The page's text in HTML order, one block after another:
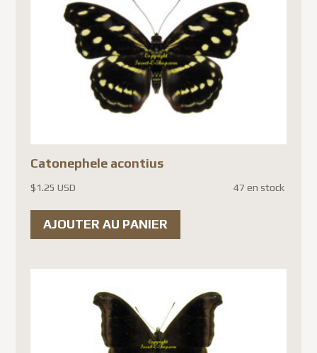
Catonephele acontius
$1.25 USD 47 en stock
AJOUTER AU PANIER